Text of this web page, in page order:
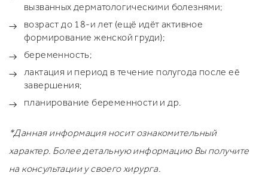
вызванных дерматологическими болезнями;
возраст до 18-и лет (ещё идёт активное
формирование женской груди);
беременность;
лактация и период в течение полугода после её
завершения;
планирование беременности и др.
*Данная информация носит ознакомительный
характер. Более детальную информацию Вы получите
на консультации у своего хирурга.